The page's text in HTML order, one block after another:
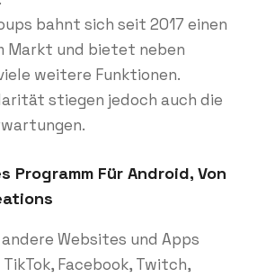
bahnt sich seit 2017 einen
Markt und bietet neben
weitere Funktionen.
stiegen jedoch auch die
Programm Für Android, Von
Websites und Apps
Facebook, Twitch,